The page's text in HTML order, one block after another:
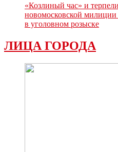
«Козлиный час» и
новомосковской
в уголовном розыске
ЛИЦА ГОРОДА